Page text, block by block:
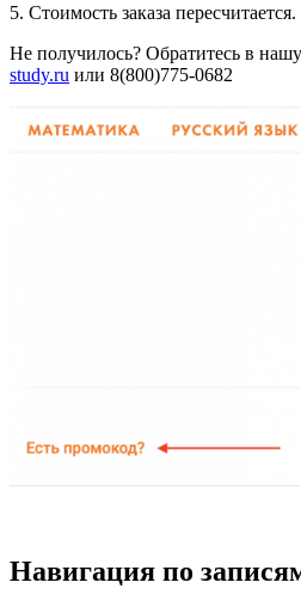
5. Стоимость заказа пересчитается.
Не получилось? Обратитесь в
study.ru или 8(800)775-0682
Навигация по